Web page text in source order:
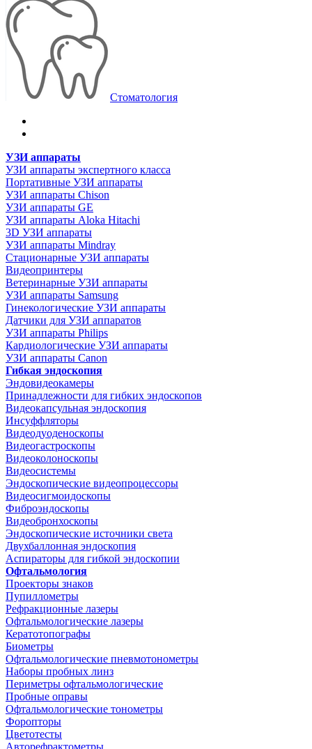
Стоматология
УЗИ аппараты
УЗИ аппараты экспертного класса
Портативные УЗИ аппараты
УЗИ аппараты Chison
УЗИ аппараты GE
УЗИ аппараты Aloka Hitachi
3D УЗИ аппараты
УЗИ аппараты Mindray
Стационарные УЗИ аппараты
Видеопринтеры
Ветеринарные УЗИ аппараты
УЗИ аппараты Samsung
Гинекологические УЗИ аппараты
Датчики для УЗИ аппаратов
УЗИ аппараты Philips
Кардиологические УЗИ аппараты
УЗИ аппараты Canon
Гибкая эндоскопия
Эндовидеокамеры
Принадлежности для гибких эндоскопов
Видеокапсульная эндоскопия
Инсуффляторы
Видеодуоденоскопы
Видеогастроскопы
Видеоколоноскопы
Видеосистемы
Эндоскопические видеопроцессоры
Видеосигмоидоскопы
Фиброэндоскопы
Видеобронхоскопы
Эндоскопические источники света
Двухбаллонная эндоскопия
Аспираторы для гибкой эндоскопии
Офтальмология
Проекторы знаков
Пупиллометры
Рефракционные лазеры
Офтальмологические лазеры
Кератотопографы
Биометры
Офтальмологические пневмотонометры
Наборы пробных линз
Периметры офтальмологические
Пробные оправы
Офтальмологические тонометры
Форопторы
Цветотесты
Авторефрактометры